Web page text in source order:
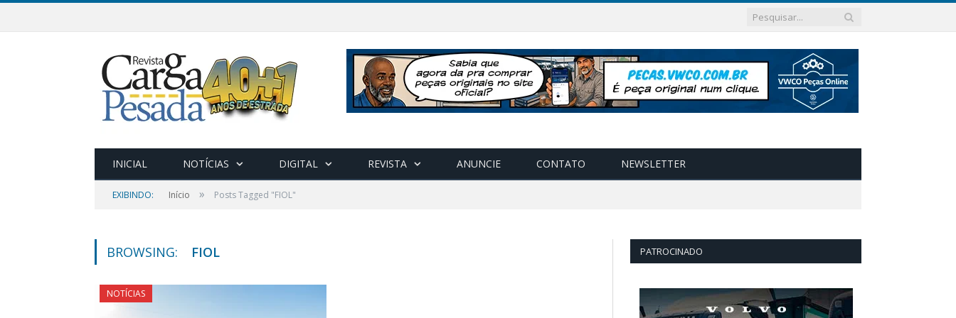
INICIAL NOTÍCIAS DIGITAL REVISTA ANUNCIE CONTATO NEWSLETTER
EXIBINDO: Início » Posts Tagged "FIOL"
BROWSING: FIOL
NOTÍCIAS
PATROCINADO